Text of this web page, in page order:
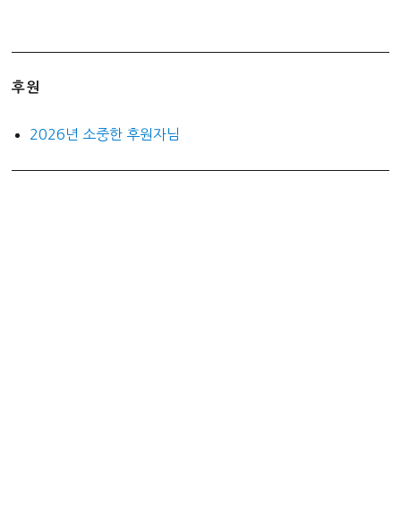
후원
2026년 소중한 후원자님